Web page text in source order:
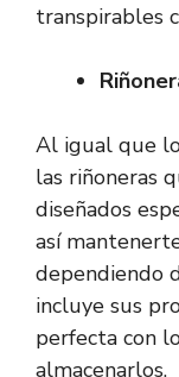
transpirables
Al igual que
las riñoneras
diseñados
así
dependiendo
incluye sus
perfecta con
almacenarlos.